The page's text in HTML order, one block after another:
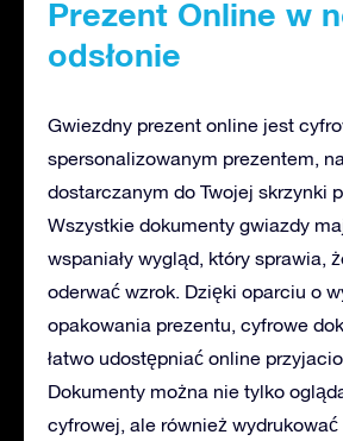
Prezent Online w
odsłonie
Gwiezdny prezent online jest
spersonalizowanym prezentem,
dostarczanym do Twojej skrzynki
Wszystkie dokumenty gwiazdy
wspaniały wygląd, który sprawia,
oderwać wzrok. Dzięki oparciu o
opakowania prezentu, cyfrowe
łatwo udostępniać online
Dokumenty można nie tylko
cyfrowej, ale również